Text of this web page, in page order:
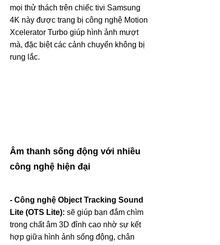
mọi thử thách trên chiếc tivi Samsung
4K này được trang bị công nghệ Motion
Xcelerator Turbo giúp hình ảnh mượt
mà, đặc biệt các cảnh chuyển không bị
rung lắc.
Âm thanh sống động với nhiều
công nghệ hiện đại
- Công nghệ Object Tracking Sound
Lite (OTS Lite): sẽ giúp bạn đắm chìm
trong chất âm 3D đỉnh cao nhờ sự kết
hợp giữa hình ảnh sống động, chân